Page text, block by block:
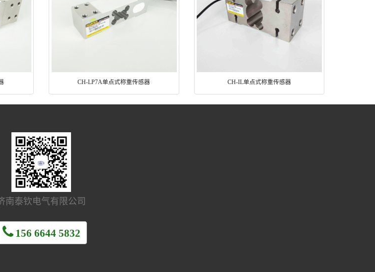
CH-LP7A单点式称重传感器 CH-IL单点式称重传感器
南泰钦电气有限公司
156 6644 5832